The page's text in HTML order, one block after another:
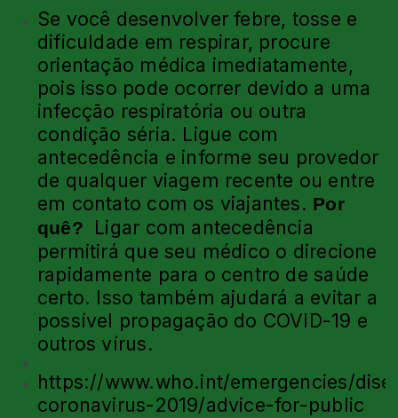
Se você desenvolver febre, tosse e
dificuldade em respirar, procure
orientação médica imediatamente,
pois isso pode ocorrer devido a uma
infecção respiratória ou outra
condição séria. Ligue com
antecedência e informe seu provedor
de qualquer viagem recente ou entre
em contato com os viajantes. Por
quê?
Ligar com antecedência
permitirá que seu médico o direcione
rapidamente para o centro de saúde
certo. Isso também ajudará a evitar a
possível propagação do COVID-19 e
outros vírus.
https://www.who.int/emergencies/
coronavirus-2019/advice-for-public